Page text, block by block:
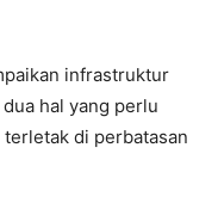
infrastruktur
hal yang perlu
di perbatasan